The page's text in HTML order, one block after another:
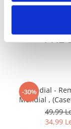
-30%
Mondial -
Mondial ,
49,99
34,99